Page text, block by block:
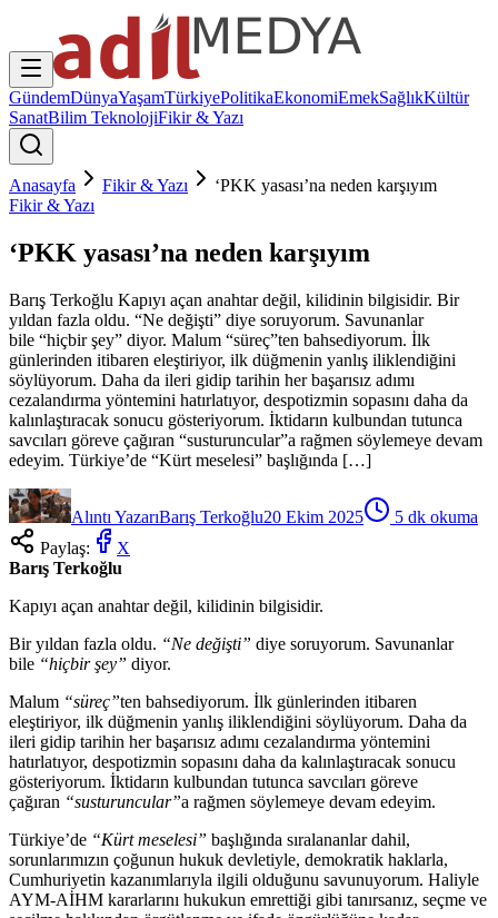
GündemDünyaYaşamTürkiyePolitikaEkonomiEmekSağlıkKültür
SanatBilim TeknolojiFikir & Yazı
Anasayfa Fikir & Yazı
‘PKK yasası’na neden karşıyım
Fikir & Yazı
‘PKK yasası’na neden karşıyım
Barış Terkoğlu Kapıyı açan anahtar değil, kilidinin bilgisidir. Bir
yıldan fazla oldu. “Ne değişti” diye soruyorum. Savunanlar
bile “hiçbir şey” diyor. Malum “süreç”ten bahsediyorum. İlk
günlerinden itibaren eleştiriyor, ilk düğmenin yanlış iliklendiğini
söylüyorum. Daha da ileri gidip tarihin her başarısız adımı
cezalandırma yöntemini hatırlatıyor, despotizmin sopasını daha da
kalınlaştıracak sonucu gösteriyorum. İktidarın kulbundan tutunca
savcıları göreve çağıran “susturuncular”a rağmen söylemeye devam
edeyim. Türkiye’de “Kürt meselesi” başlığında […]
Alıntı YazarıBarış Terkoğlu20 Ekim 2025 5 dk okuma
Paylaş:
X
Barış Terkoğlu
Kapıyı açan anahtar değil, kilidinin bilgisidir.
Bir yıldan fazla oldu. “Ne değişti” diye soruyorum. Savunanlar
bile “hiçbirşey” diyor.
Malum “süreç”ten bahsediyorum. İlk günlerinden itibaren
eleştiriyor, ilk düğmenin yanlış iliklendiğini söylüyorum. Daha da
ileri gidip tarihin her başarısız adımı cezalandırma yöntemini
hatırlatıyor, despotizmin sopasını daha da kalınlaştıracak sonucu
gösteriyorum. İktidarın kulbundan tutunca savcıları göreve
çağıran “susturuncular”a rağmen söylemeye devam edeyim.
Türkiye’de “Kürt meselesi” başlığında sıralananlar dahil,
sorunlarımızın çoğunun hukuk devletiyle, demokratik haklarla,
Cumhuriyetin kazanımlarıyla ilgili olduğunu savunuyorum. Haliyle
AYM-AİHM kararlarını hukukun emrettiği gibi tanırsanız, seçme ve